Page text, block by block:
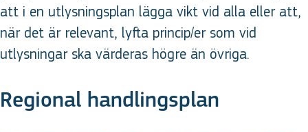
att i en utlysningsplan lägga vikt vid alla eller att,
när det är relevant, lyfta princip/er som vid
utlysningar ska värderas högre än övriga.
Regional handlingsplan